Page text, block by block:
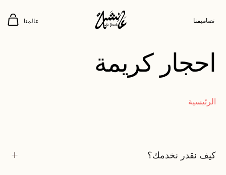
تصاميمنا عالمنا
احجار كريمة
الرئيسية
كيف نقدر نخدمك؟